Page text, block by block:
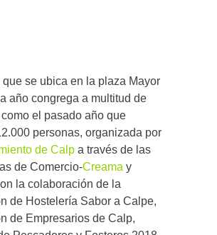
que se ubica en la plaza Mayor
año congrega a multitud de
el pasado año que
personas, organizada por
de Calp a través de las
de Comercio-Creama y
la colaboración de la
de Hostelería Sabor a Calpe,
de Empresarios de Calp,